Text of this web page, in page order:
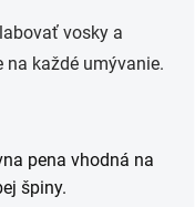
vosky a
na každé umývanie.
pena vhodná na
špiny.